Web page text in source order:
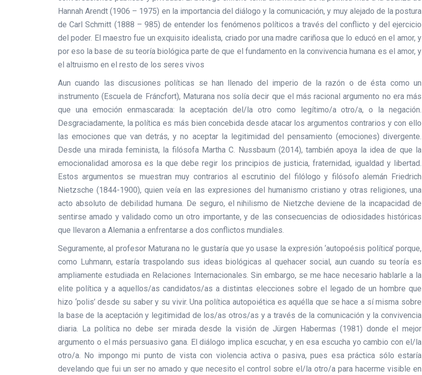
Hannah Arendt (1906 – 1975) en la importancia del diálogo y la comunicación, y muy alejado de la postura
de Carl Schmitt (1888 – 985) de entender los fenómenos políticos a través del conflicto y del ejercicio
del poder. El maestro fue un exquisito idealista, criado por una madre cariñosa que lo educó en el amor, y
por eso la base de su teoría biológica parte de que el fundamento en la convivencia humana es el amor, y
el altruismo en el resto de los seres vivos
Aun cuando las discusiones políticas se han llenado del imperio de la razón o de ésta como un
instrumento (Escuela de Fráncfort), Maturana nos solía decir que el más racional argumento no era más
que una emoción enmascarada: la aceptación del/la otro como legítimo/a otro/a, o la negación.
Desgraciadamente, la política es más bien concebida desde atacar los argumentos contrarios y con ello
las emociones que van detrás, y no aceptar la legitimidad del pensamiento (emociones) divergente.
Desde una mirada feminista, la filósofa Martha C. Nussbaum (2014), también apoya la idea de que la
emocionalidad amorosa es la que debe regir los principios de justicia, fraternidad, igualdad y libertad.
Estos argumentos se muestran muy contrarios al escrutinio del filólogo y filósofo alemán Friedrich
Nietzsche (1844-1900), quien veía en las expresiones del humanismo cristiano y otras religiones, una
acto absoluto de debilidad humana. De seguro, el nihilismo de Nietzche deviene de la incapacidad de
sentirse amado y validado como un otro importante, y de las consecuencias de odiosidades históricas
que llevaron a Alemania a enfrentarse a dos conflictos mundiales.
Seguramente, al profesor Maturana no le gustaría que yo usase la expresión ‘autopoésis política’ porque,
como Luhmann, estaría traspolando sus ideas biológicas al quehacer social, aun cuando su teoría es
ampliamente estudiada en Relaciones Internacionales. Sin embargo, se me hace necesario hablarle a la
elite política y a aquellos/as candidatos/as a distintas elecciones sobre el legado de un hombre que
hizo ‘polis’ desde su saber y su vivir. Una política autopoiética es aquélla que se hace a sí misma sobre
la base de la aceptación y legitimidad de los/as otros/as y a través de la comunicación y la convivencia
diaria. La política no debe ser mirada desde la visión de Jürgen Habermas (1981) donde el mejor
argumento o el más persuasivo gana. El diálogo implica escuchar, y en esa escucha yo cambio con el/la
otro/a. No impongo mi punto de vista con violencia activa o pasiva, pues esa práctica sólo estaría
develando que fui un ser no amado y que necesito el control sobre el/la otro/a para hacerme visible en